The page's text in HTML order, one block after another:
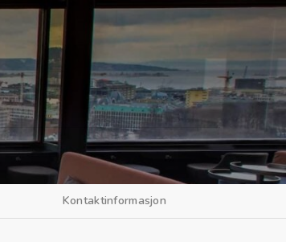
Kontaktinformasjon